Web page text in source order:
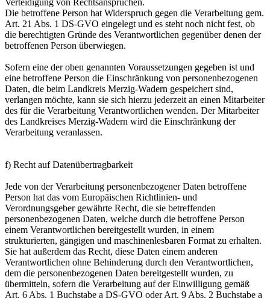
Die betroffene Person hat Widerspruch gegen die Verarbeitung gem.
Art. 21 Abs. 1 DS-GVO eingelegt und es steht noch nicht fest, ob
die berechtigten Gründe des Verantwortlichen gegenüber denen der
betroffenen Person überwiegen.
Sofern eine der oben genannten Voraussetzungen gegeben ist und
eine betroffene Person die Einschränkung von personenbezogenen
Daten, die beim Landkreis Merzig-Wadern gespeichert sind,
verlangen möchte, kann sie sich hierzu jederzeit an einen Mitarbeiter
des für die Verarbeitung Verantwortlichen wenden. Der Mitarbeiter
des Landkreises Merzig-Wadern wird die Einschränkung der
Verarbeitung veranlassen.
f) Recht auf Datenübertragbarkeit
Jede von der Verarbeitung personenbezogener Daten betroffene
Person hat das vom Europäischen Richtlinien- und
Verordnungsgeber gewährte Recht, die sie betreffenden
personenbezogenen Daten, welche durch die betroffene Person
einem Verantwortlichen bereitgestellt wurden, in einem
strukturierten, gängigen und maschinenlesbaren Format zu erhalten.
Sie hat außerdem das Recht, diese Daten einem anderen
Verantwortlichen ohne Behinderung durch den Verantwortlichen,
dem die personenbezogenen Daten bereitgestellt wurden, zu
übermitteln, sofern die Verarbeitung auf der Einwilligung gemäß
Art. 6 Abs. 1 Buchstabe a DS-GVO oder Art. 9 Abs. 2 Buchstabe a